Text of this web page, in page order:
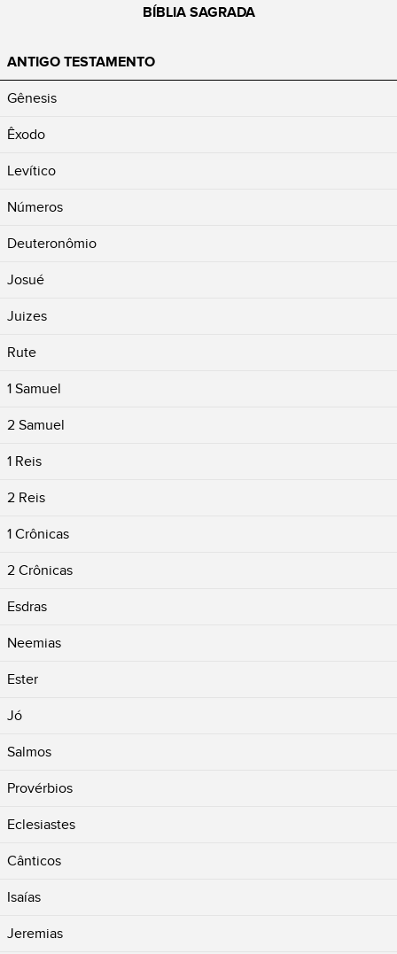
BÍBLIA SAGRADA
ANTIGO TESTAMENTO
Gênesis
Êxodo
Levítico
Números
Deuteronômio
Josué
Juizes
Rute
1 Samuel
2 Samuel
1 Reis
2 Reis
1 Crônicas
2 Crônicas
Esdras
Neemias
Ester
Jó
Salmos
Provérbios
Eclesiastes
Cânticos
Isaías
Jeremias